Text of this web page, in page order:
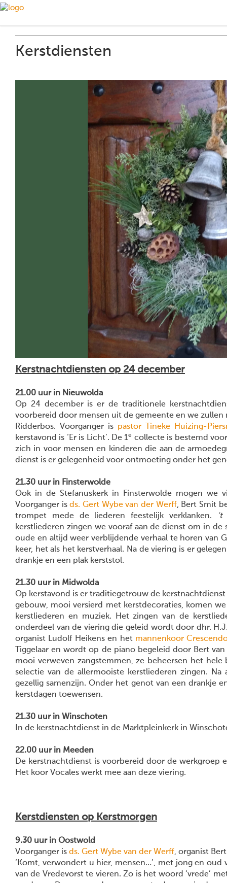
Kerstdiensten
Kerstnachtdiensten op 24 december
21.00 uur in Nieuwolda
Op 24 december is er de traditionele
voorbereid door mensen uit de gemeente en we
Ridderbos. Voorganger is pastor Tineke Huizing-
kerstavond is ‘Er is Licht’. De 1e collecte is bestemd
zich in voor mensen en kinderen die aan de
dienst is er gelegenheid voor ontmoeting onder het
21.30 uur in Finsterwolde
Ook in de Stefanuskerk in Finsterwolde mogen
Voorganger isds. Gert Wybe van der Werff, Bert Smit
trompet mede de liederen feestelijk verklanken.
kerstliederen zingen we vooraf aan de dienst om in
oude en altijd weer verblijdende verhaal te horen van
keer, het als het kerstverhaal. Na de viering is er
drankje en een plak kerststol.
21.30 uur in Midwolda
Op kerstavond is er traditiegetrouw de
gebouw, mooi versierd met kerstdecoraties, komen
kerstliederen en muziek. Het zingen van de
onderdeel van de viering die geleid wordt door dhr.
organist Ludolf Heikens en het mannenkoor
Tiggelaar en wordt op de piano begeleid door Bert
mooi verweven zangstemmen, ze beheersen het
selectie van de allermooiste kerstliederen zingen.
gezellig samenzijn. Onder het genot van een drankje
kerstdagen toewensen.
21.30 uur in Winschoten
In de kerstnachtdienst in de Marktpleinkerk in
22.00 uur in Meeden
De kerstnachtdienst is voorbereid door de werkgroep
Het koor Vocales werkt mee aan deze viering.
Kerstdiensten op Kerstmorgen
9.30 uur in Oostwold
Voorganger is ds. Gert Wybe van der Werff, organist
‘Komt, verwondert u hier, mensen…’, met jong en
van de Vredevorst te vieren. Zo is het woord ‘vrede’